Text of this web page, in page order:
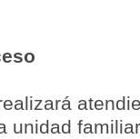
unidad